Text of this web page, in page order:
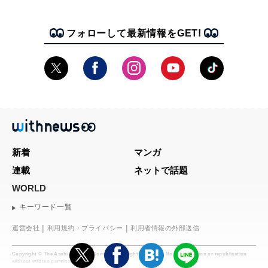
フォローして最新情報をGET!
Copyright © The Asahi Shimbun Company. All rights reserved. No reproduction or republication
without written permission.
新着
マンガ
連載
ネットで話題
WORLD
キーワード一覧
運営会社 利用規約・プライバシー 利用者情報の外部送信